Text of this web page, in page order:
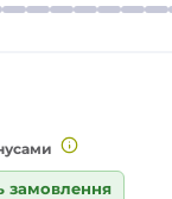
замовлення